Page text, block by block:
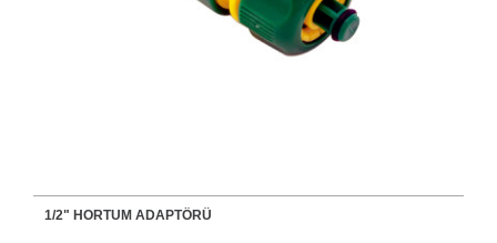
1/2" HORTUM ADAPTÖRÜ